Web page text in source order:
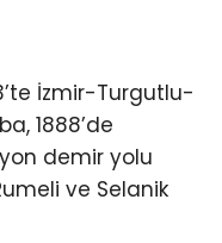
İzmir-Turgutlu-
1888’de
demir yolu
ve Selanik